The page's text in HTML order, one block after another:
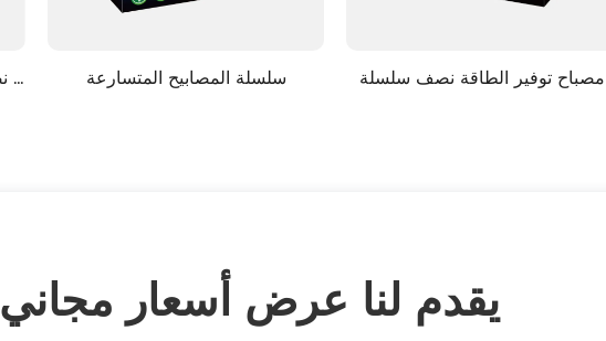
سلسلة المصابيح المتسارعة
مصباح توفير الطاقة نصف سلسلة
يقدم لنا عرض أسعار مجاني